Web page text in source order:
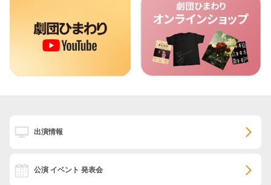
出演情報
公演 イベント 発表会